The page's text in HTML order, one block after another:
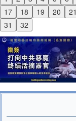
17
18 19 20 21
31
32
Previous
Next